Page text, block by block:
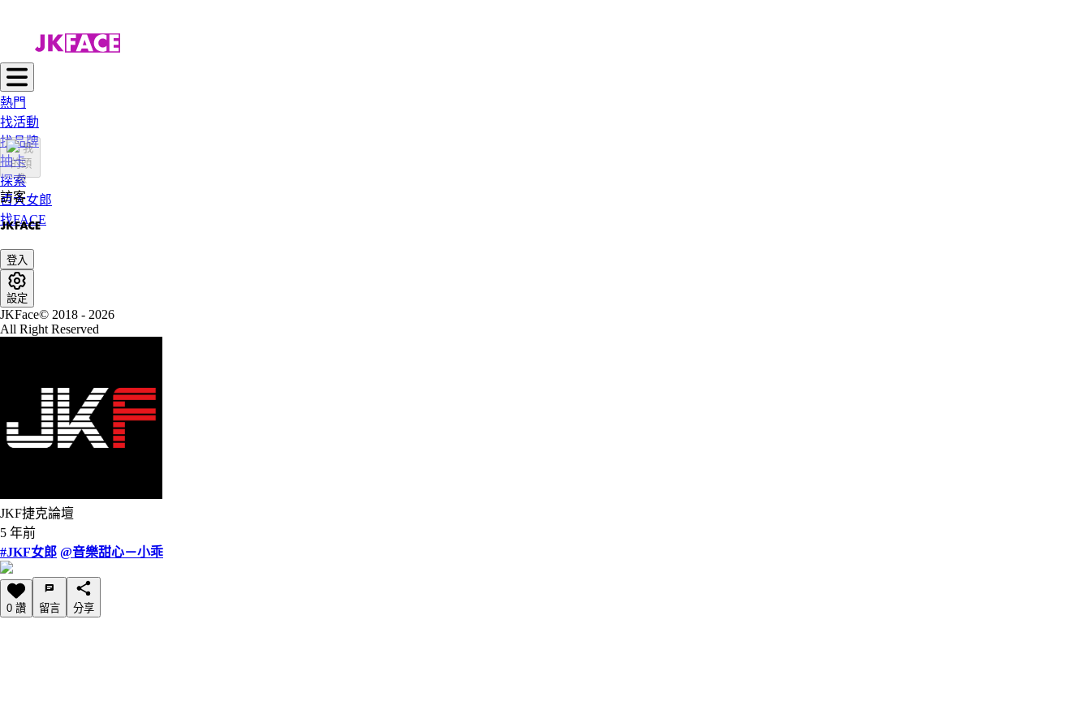
熱門
找活動
找品牌
抽卡
探索
百大女郎
找FACE
訪客
登入
設定
JKFace© 2018 - 2026
All Right Reserved
JKF捷克論壇
5 年前
#JKF女郎 @音樂甜心－小乖
0 讚 留言 分享